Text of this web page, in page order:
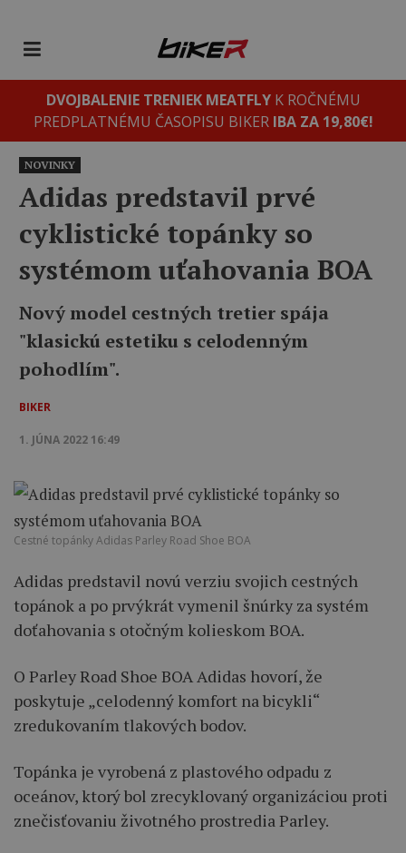
DVOJBALENIE TRENIEK MEATFLYK ROČNÉMU
PREDPLATNÉMU ČASOPISU BIKER IBA ZA 19,80€!
NOVINKY
Adidas predstavil prvé
cyklistické topánky so
systémom uťahovania BOA
Nový model cestných tretier spája
"klasickú estetiku s celodenným
pohodlím".
BIKER
1. JÚNA 2022 16:49
Cestné topánky Adidas Parley Road Shoe BOA
Adidas predstavil novú verziu svojich cestných
topánok a po prvýkrát vymenil šnúrky za systém
doťahovania s otočným kolieskom BOA.
O Parley Road Shoe BOA Adidas hovorí, že
poskytuje „celodenný komfort na bicykli“
zredukovaním tlakových bodov.
Topánka je vyrobená z plastového odpadu z
oceánov, ktorý bol zrecyklovaný organizáciou proti
znečisťovaniu životného prostredia Parley.